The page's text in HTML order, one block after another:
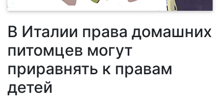
В Италии права домашних
питомцев могут
приравнять к правам
детей